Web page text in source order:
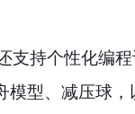
持个性化编
型、减压球